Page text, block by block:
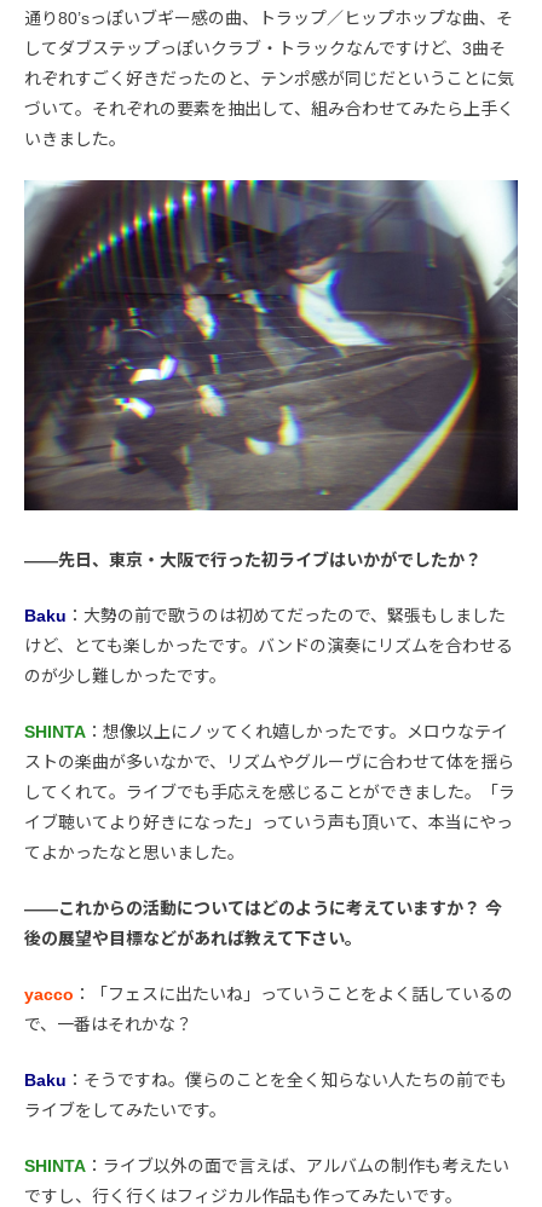
通り80’sっぽいブギー感の曲、トラップ／ヒップホップな曲、そ
してダブステップっぽいクラブ・トラックなんですけど、3曲そ
れぞれすごく好きだったのと、テンポ感が同じだということに気
づいて。それぞれの要素を抽出して、組み合わせてみたら上手く
いきました。
――先日、東京・大阪で行った初ライブはいかがでしたか？
Baku ：大勢の前で歌うのは初めてだったので、緊張もしました
けど、とても楽しかったです。バンドの演奏にリズムを合わせる
のが少し難しかったです。
SHINTA ：想像以上にノッてくれ嬉しかったです。メロウなテイ
ストの楽曲が多いなかで、リズムやグルーヴに合わせて体を揺ら
してくれて。ライブでも手応えを感じることができました。「ラ
イブ聴いてより好きになった」っていう声も頂いて、本当にやっ
てよかったなと思いました。
――これからの活動についてはどのように考えていますか？ 今
後の展望や目標などがあれば教えて下さい。
yacco ：「フェスに出たいね」っていうことをよく話しているの
で、一番はそれかな？
Baku ：そうですね。僕らのことを全く知らない人たちの前でも
ライブをしてみたいです。
SHINTA ：ライブ以外の面で言えば、アルバムの制作も考えたい
ですし、行く行くはフィジカル作品も作ってみたいです。